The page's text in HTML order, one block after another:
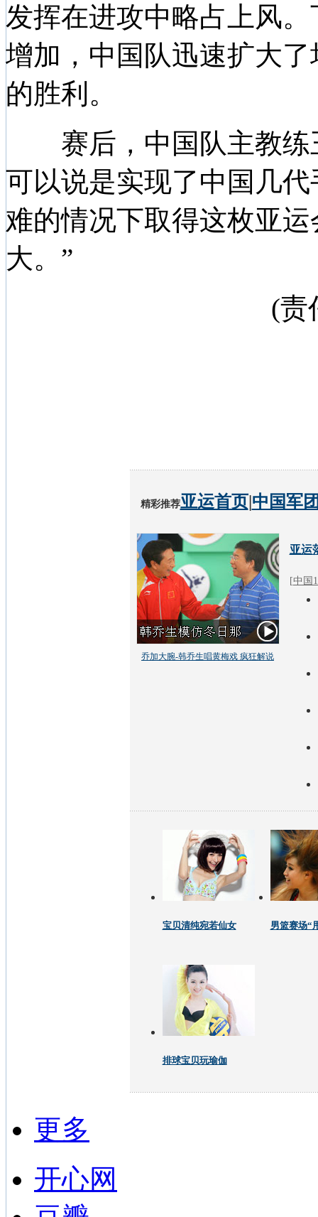
发挥在进攻中略占上风
增加，中国队迅速扩大
的胜利。
赛后，中国队主教练
可以说是实现了中国几
难的情况下取得这枚亚
大。”
(责
精彩推荐亚运首页|中国军
乔加大腕-韩乔生唱黄梅戏 疯狂解说
亚运
[中国
宝贝清纯宛若仙女 男篮赛场“
排球宝贝玩瑜伽
更多
开心网